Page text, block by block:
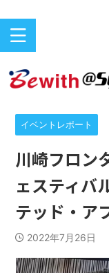
イベントレポート
川崎フロン
ェスティバ
テッド・ア
2022年7月26日